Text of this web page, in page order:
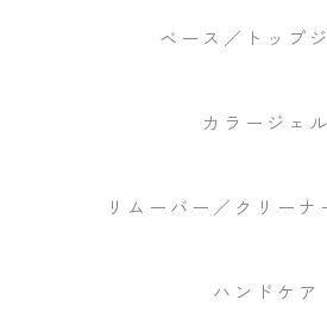
ベース／トップ
カラージェル
リムーバー／クリーナ
ハンドケア